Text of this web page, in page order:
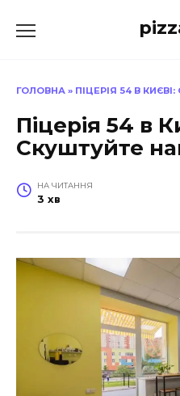
до
ГОЛОВНА » ПІЦЕРІЯ 54 В
Піцерія 54 в
Скуштуйте
НА ЧИТАННЯ
3 хв